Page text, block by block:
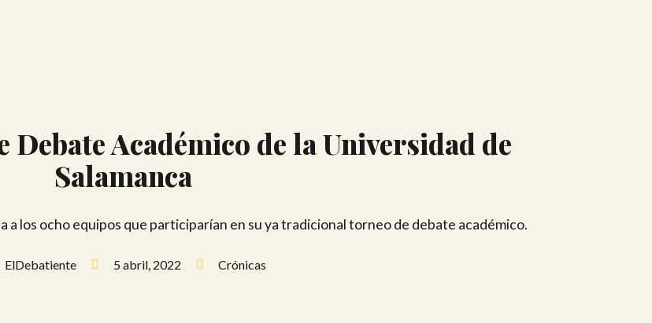
Académico de la Universidad de
Salamanca
a los ocho equipos que participarían en su ya tradicional torneo de debate académico.
ElDebatiente 5 abril, 2022 Crónicas